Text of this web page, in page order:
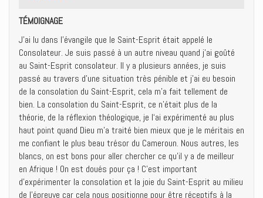
TÉMOIGNAGE
J’ai lu dans l’évangile que le Saint-Esprit était appelé le
Consolateur. Je suis passé à un autre niveau quand j’ai goûté
au Saint-Esprit consolateur. Il y a plusieurs années, je suis
passé au travers d’une situation très pénible et j’ai eu besoin
de la consolation du Saint-Esprit, cela m’a fait tellement de
bien. La consolation du Saint-Esprit, ce n’était plus de la
théorie, de la réflexion théologique, je l‘ai expérimenté au plus
haut point quand Dieu m’a traité bien mieux que je le méritais en
me confiant le plus beau trésor du Cameroun. Nous autres, les
blancs, on est bons pour aller chercher ce qu’il y a de meilleur
en Afrique ! On est doués pour ça ! C’est important
d’expérimenter la consolation et la joie du Saint-Esprit au milieu
de l’épreuve car cela nous positionne pour être réceptifs à la